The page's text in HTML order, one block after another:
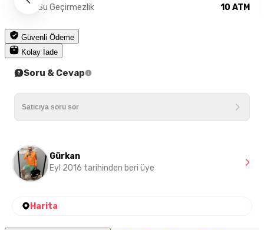
Su Geçirmezlik 10 ATM
Güvenli Ödeme
Kolay İade
Soru & Cevap
Gürkan
Eyl 2016 tarihinden beri üye
Harita